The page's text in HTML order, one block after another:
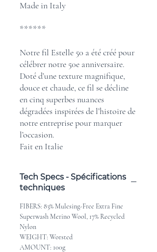
Made in Italy
******
Notre fil Estelle 50 a été créé pour
célébrer notre 50e anniversaire.
Doté d’une texture magnifique,
douce et chaude, ce fil se décline
en cinq superbes nuances
dégradées inspirées de l’histoire de
notre entreprise pour marquer
l’occasion.
Fait en Italie
Tech Specs - Spécifications
techniques
FIBERS: 83% Mulesing-Free Extra Fine
Superwash Merino Wool, 17% Recycled
Nylon
WEIGHT: Worsted
AMOUNT: 100g